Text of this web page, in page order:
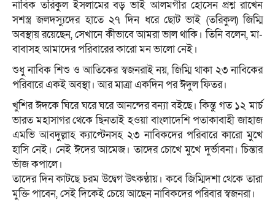
নাবিক তরিকুল ইসলামের বড় ভাই আলমগীর হোসেন প্রশ্ন রাখেন
সশস্ত্র জলদস্যুদের হাতে ২৭ দিন ধরে ছোট ভাই (তরিকুল) জিম্মি
অবস্থায় রয়েছেন, সেখানে কীভাবে আমরা ভাল থাকি। তিনি বলেন, মা-
বাবাসহ আমাদের পরিবারের কারো মন ভালো নেই।
শুধু নাবিক শিশু ও আতিকের স্বজনরাই নয়, জিম্মি থাকা ২৩ নাবিকের
পরিবারে একই অবস্থা। আর মাত্রা একদিন পর ঈদুল ফিতর।
খুশির ঈদকে ঘিরে ঘরে ঘরে আনন্দের বন্যা বইছে। কিন্তু গত ১২ মার্চ
ভারত মহাসাগর থেকে ছিনতাই হওয়া বাংলাদেশি পতাকাবাহী জাহাজ
এমভি আবদুল্লাহ ক্যাপ্টেনসহ ২৩ নাবিকদের পরিবারে কারো মুখে
হাসি নেই। নেই ঈদের আমেজ। তাদের চোখে মুখে দুর্ভাবনা। চিন্তার
ভাঁজ কপালে।
তাদের দিন কাটছে চরম উদ্বেগ উৎকণ্ঠায়। কবে জিম্মিদশা থেকে তারা
মুক্তি পাবেন, সেই দিকেই চেয়ে আছেন নাবিকদের পরিবার স্বজনরা।